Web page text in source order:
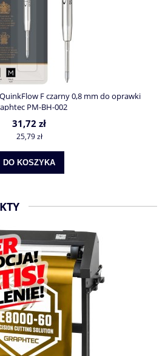
F czarny 0,8 mm do oprawki
PM-BH-002
31,72 zł
25,79 zł
DO KOSZYKA